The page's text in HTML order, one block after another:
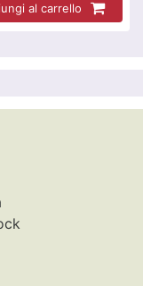
al carrello